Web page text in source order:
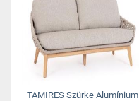
TAMIRES Szürke Alumínium